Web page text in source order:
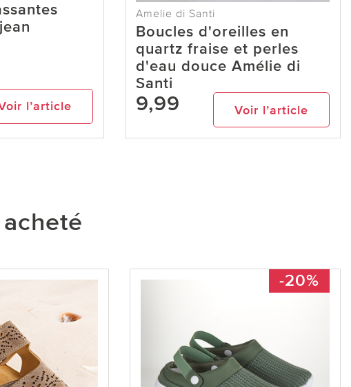
l’article
Amelie di Santi
Boucles d'oreilles en
quartz fraise et perles
d'eau douce Amélie di
Santi
9,99 Voir l’article
-20%